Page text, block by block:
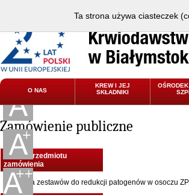
O NAS
KREW I JEJ
SKŁADNIKI
Zamówienie publiczne
Nazwa przedmiotu
zamówienia
Dostawa zestawów do redukcji patogenów w osoczu
Ta strona używa ciasteczek